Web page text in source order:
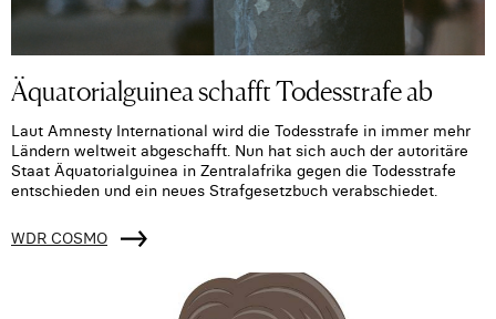
Äquatorialguinea schafft Todesstrafe ab
Laut Amnesty International wird die Todesstrafe in immer mehr
Ländern weltweit abgeschafft. Nun hat sich auch der autoritäre
Staat Äquatorialguinea in Zentralafrika gegen die Todesstrafe
entschieden und ein neues Strafgesetzbuch verabschiedet.
WDR COSMO